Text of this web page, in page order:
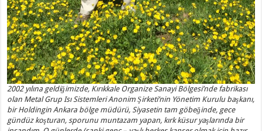
2002 yılına geldiğimizde, Kırıkkale Organize Sanayi Bölgesi’nde fabrikası
olan Metal Grup Isı Sistemleri Anonim Şirketi’nin Yönetim Kurulu başkanı,
bir Holdingin Ankara bölge müdürü, Siyasetin tam göbeğinde, gece
gündüz koşturan, sporunu muntazam yapan, kırk küsur yaşlarında bir